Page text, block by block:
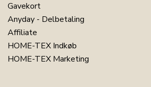
Gavekort
Anyday - Delbetaling
Affiliate
HOME-TEX Indkøb
HOME-TEX Marketing